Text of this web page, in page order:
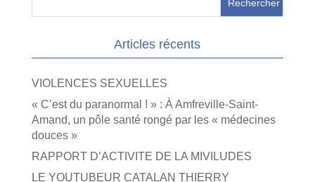
Articles récents
VIOLENCES SEXUELLES
« C’est du paranormal ! » : À Amfreville-Saint-
Amand, un pôle santé rongé par les « médecines
douces »
RAPPORT D’ACTIVITE DE LA MIVILUDES
LE YOUTUBEUR CATALAN THIERRY